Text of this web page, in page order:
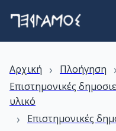
Αρχική › Πλοήγηση ›
Επιστημονικές
υλικό
› Επιστημονικές